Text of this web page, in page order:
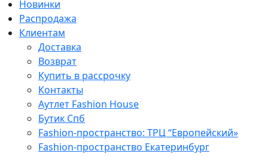
Новинки
Распродажа
Клиентам
Доставка
Возврат
Купить в рассрочку
Контакты
Аутлет Fashion House
Бутик Спб
Fashion-пространство: ТРЦ “Европейский»
Fashion-пространство Екатеринбург